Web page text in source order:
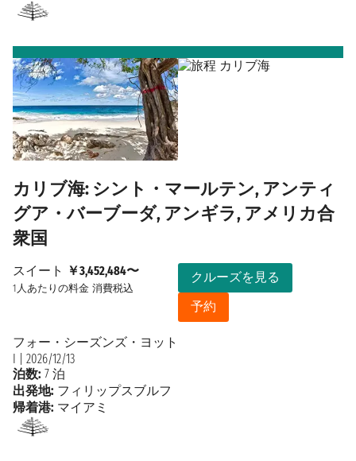
カリブ海: シント・マールテン, アンティ
グア・バーブーダ, アンギラ, アメリカ合
衆国
スイート ￥3,452,484〜
1人あたりの料金 消費税込
クルーズを見る
予約
フォー・シーズンズ・ヨット
I
2026/12/13
泊数: 7 泊
出発地: フィリップスブルフ
帰着港: マイアミ